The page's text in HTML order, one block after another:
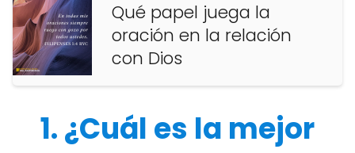
Qué papel juega la
oración en la relación
con Dios
1. ¿Cuál es la mejor